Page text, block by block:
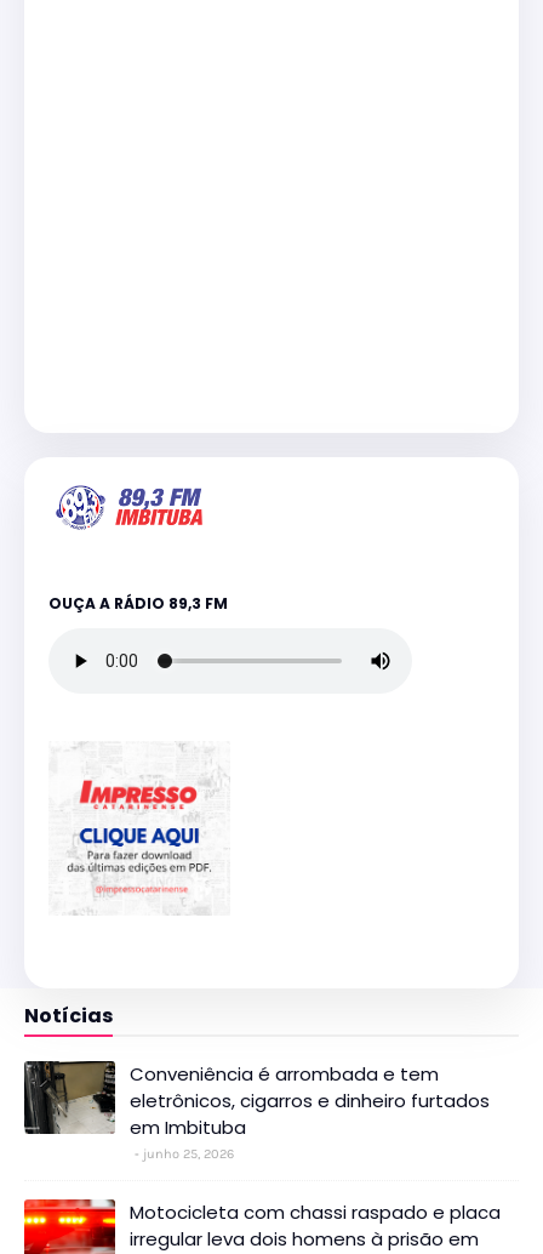
OUÇA A RÁDIO 89,3 FM
Notícias
Conveniência é arrombada e tem
eletrônicos, cigarros e dinheiro furtados
em Imbituba
junho 25, 2026
Motocicleta com chassi raspado e placa
irregular leva dois homens à prisão em